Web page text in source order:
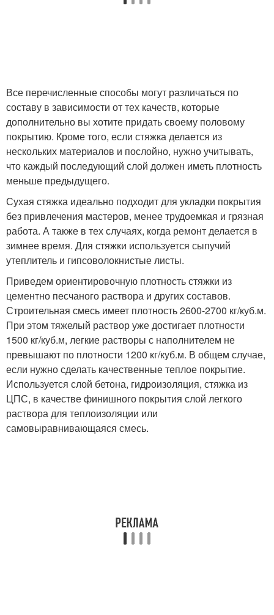
Все перечисленные способы могут различаться по
составу в зависимости от тех качеств, которые
дополнительно вы хотите придать своему половому
покрытию. Кроме того, если стяжка делается из
нескольких материалов и послойно, нужно учитывать,
что каждый последующий слой должен иметь плотность
меньше предыдущего.
Сухая стяжка идеально подходит для укладки покрытия
без привлечения мастеров, менее трудоемкая и грязная
работа. А также в тех случаях, когда ремонт делается в
зимнее время. Для стяжки используется сыпучий
утеплитель и гипсоволокнистые листы.
Приведем ориентировочную плотность стяжки из
цементно песчаного раствора и других составов.
Строительная смесь имеет плотность 2600-2700 кг/куб.м.
При этом тяжелый раствор уже достигает плотности
1500 кг/куб.м, легкие растворы с наполнителем не
превышают по плотности 1200 кг/куб.м. В общем случае,
если нужно сделать качественные теплое покрытие.
Используется слой бетона, гидроизоляция, стяжка из
ЦПС, в качестве финишного покрытия слой легкого
раствора для теплоизоляции или
самовыравнивающаяся смесь.